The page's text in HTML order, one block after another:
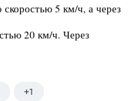
5 км/ч, а через
20 км/ч. Через
+1